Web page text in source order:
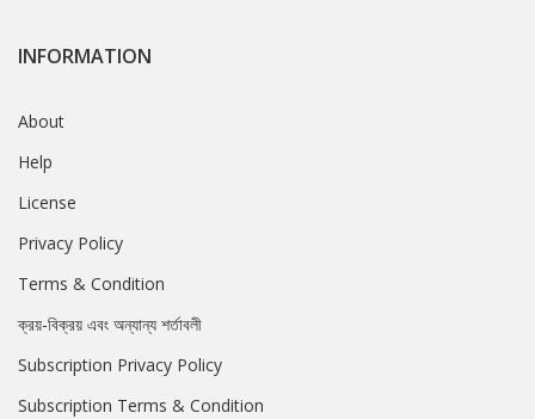
INFORMATION
About
Help
License
Privacy Policy
Terms & Condition
ক্রয়-বিক্রয় এবং অন্যান্য শর্তাবলী
Subscription Privacy Policy
Subscription Terms & Condition